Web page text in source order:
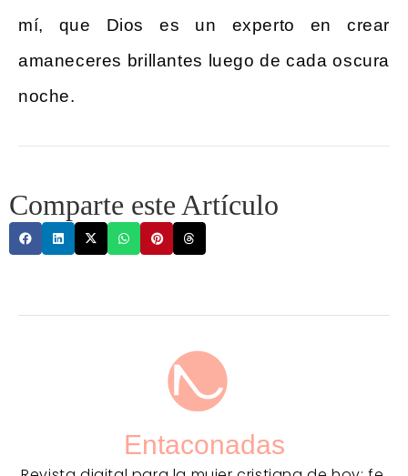
mí, que Dios es un experto en crear
amaneceres brillantes luego de cada oscura
noche.
Comparte este Artículo
Entaconadas